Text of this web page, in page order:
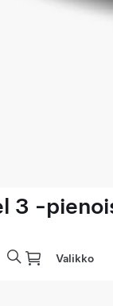
3 -
Valikko